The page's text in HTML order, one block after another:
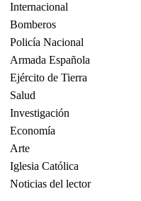
Internacional
Bomberos
Policía Nacional
Armada Española
Ejército de Tierra
Salud
Investigación
Economía
Arte
Iglesia Católica
Noticias del lector